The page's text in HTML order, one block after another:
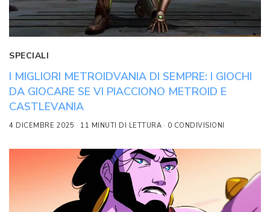
SPECIALI
I MIGLIORI METROIDVANIA DI SEMPRE: I GIOCHI
DA GIOCARE SE VI PIACCIONO METROID E
CASTLEVANIA
4 DICEMBRE 2025 11 MINUTI DI LETTURA 0 CONDIVISIONI